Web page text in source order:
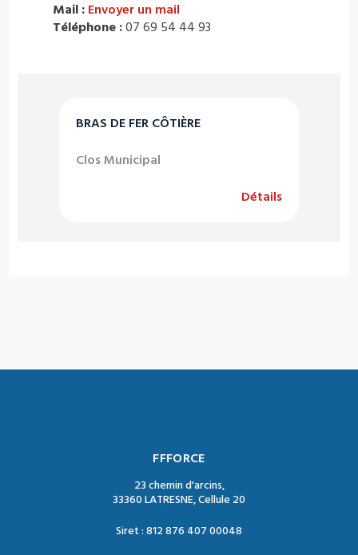
BRAS DE FER CÔTIÈRE
Clos Municipal
Détails
Mail : Envoyer un mail
Téléphone :07 69 54 44 93
FFFORCE
23 chemin d'arcins,
33360 LATRESNE, Cellule 20
Siret : 812 876 407 00048